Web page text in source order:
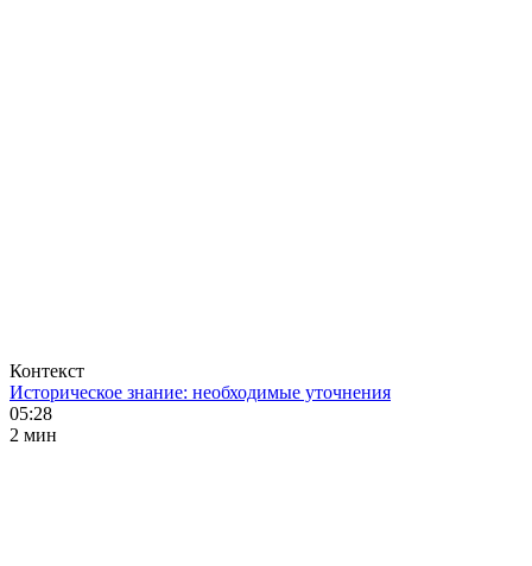
Контекст
Историческое знание: необходимые уточнения
05:28
2 мин